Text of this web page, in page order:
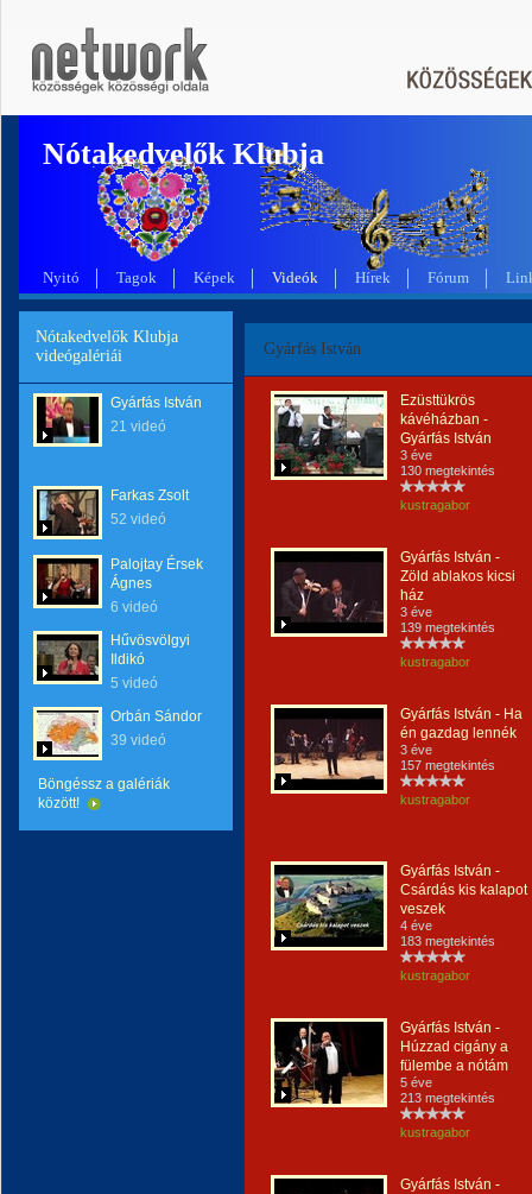
Nótakedvelők Klubja
Nyitó Tagok Képek Videók Hírek Fórum
Nótakedvelők Klubja
videógalériái
Gyárfás István
21 videó
Farkas Zsolt
52 videó
Palojtay Érsek
Ágnes
6 videó
Hűvösvölgyi
Ildikó
5 videó
Orbán Sándor
39 videó
Böngéssz a galériák
között!
Gyárfás István
Ezüsttükrös
kávéházban -
Gyárfás István
3 éve
130 megtekintés
kustragabor
Gyárfás István -
Zöld ablakos kicsi
ház
3 éve
139 megtekintés
kustragabor
Gyárfás István - Ha
én gazdag lennék
3 éve
157 megtekintés
kustragabor
Gyárfás István -
Csárdás kis kalapot
veszek
4 éve
183 megtekintés
kustragabor
Gyárfás István -
Húzzad cigány a
fülembe a nótám
5 éve
213 megtekintés
kustragabor
Gyárfás István -